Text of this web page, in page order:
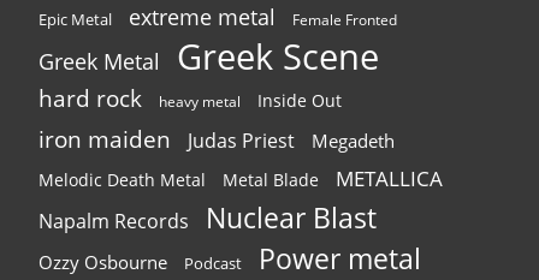
Epic Metal extreme metal Female Fronted
Greek Metal Greek Scene
hard rock heavy metal Inside Out
iron maiden Judas Priest Megadeth
Melodic Death Metal Metal Blade METALLICA
Napalm Records Nuclear Blast
Ozzy Osbourne Podcast Power metal